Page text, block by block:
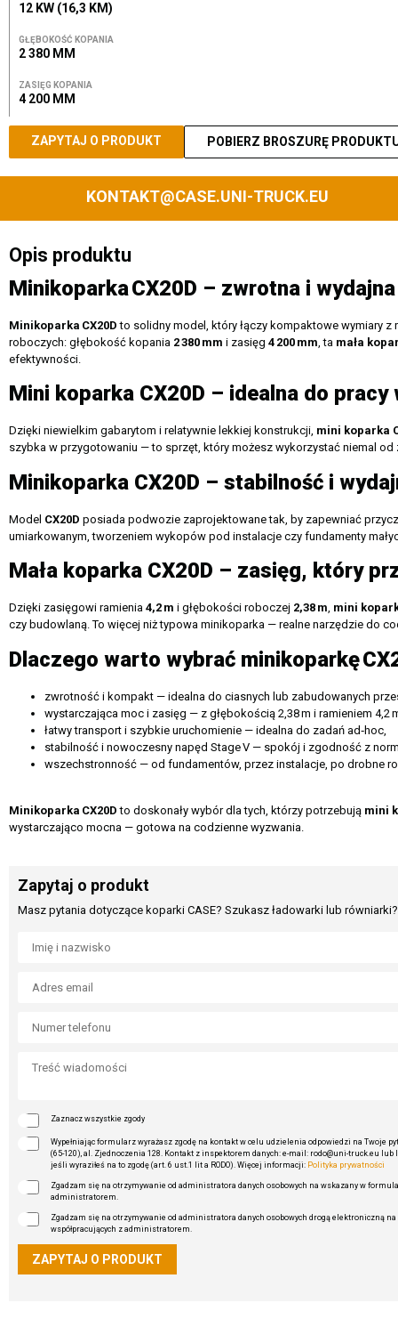
12 KW (16,3 KM)
GŁĘBOKOŚĆ KOPANIA
2 380 MM
ZASIĘG KOPANIA
4 200 MM
ZAPYTAJ O PRODUKT POBIERZ BROSZURĘ
KONTAKT@CASE.UNI-TRUCK.EU
Opis produktu
MinikoparkaCX20D – zwrotna i
Minikoparka CX20D to solidny model, który łączy kompaktowe wymiary z
roboczych: głębokość kopania 2380 mm i zasięg 4 200 mm, ta mała
efektywności.
Mini koparka CX20D – idealna do
Dzięki niewielkim gabarytom i relatywnie lekkiej konstrukcji, mini koparka
szybka w przygotowaniu — to sprzęt, który możesz wykorzystać niemal
Minikoparka CX20D – stabilność i
Model CX20D posiada podwozie zaprojektowane tak, by zapewniać
umiarkowanym, tworzeniem wykopów pod instalacje czy fundamenty
Mała koparka CX20D – zasięg, który
Dzięki zasięgowi ramienia 4,2 m i głębokości roboczej 2,38 m, mini
czy budowlaną. To więcej niż typowa minikoparka — realne narzędzie do
Dlaczego warto wybrać minikoparkę
zwrotność i kompakt — idealna do ciasnych lub zabudowanych
wystarczająca moc i zasięg — z głębokością 2,38 m i ramieniem
łatwy transport i szybkie uruchomienie — idealna do zadań ad‑hoc,
stabilność i nowoczesny napęd Stage V — spokój i zgodność z
wszechstronność — od fundamentów, przez instalacje, po drobne
Minikoparka CX20D to doskonały wybór dla tych, którzy potrzebują mini
wystarczająco mocna — gotowa na codzienne wyzwania.
Zapytaj o produkt
Masz pytania dotyczące koparki CASE? Szukasz ładowarki lub
Zaznacz wszystkie zgody
Wypełniając formularz wyrażasz zgodę na kontakt w celu udzielenia odpowiedzi na Twoje
(65-120), al. Zjednoczenia 128. Kontakt z inspektorem danych: e-mail: rodo@uni-truck.eu
jeśli wyraziłeś na to zgodę (art. 6 ust.1 lit a RODO). Więcej informacji: Polityka prywatności
Zgadzam się na otrzymywanie od administratora danych osobowych na wskazany w
administratorem.
Zgadzam się na otrzymywanie od administratora danych osobowych drogą elektroniczną
współpracujących z administratorem.
ZAPYTAJ O PRODUKT